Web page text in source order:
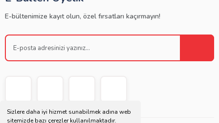
Sizlere daha iyi hizmet sunabilmek adına web
sitemizde bazı çerezler kullanılmaktadır.
E-bültenimize kayıt olun, özel fırsatları kaçırmayın!